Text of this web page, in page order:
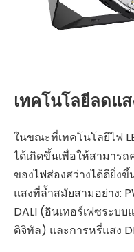
เทคโนโลยีลดแ
ในขณะที่เทคโนโลยีไฟ
ได้เกิดขึ้นเพื่อให้สามา
ของไฟส่องสว่างได้ดียิ่งขึ้
แสงที่ล้ำสมัยสามอย่าง:
DALI (อินเทอร์เฟซระบ
ดิจิทัล) และการหรี่แสง